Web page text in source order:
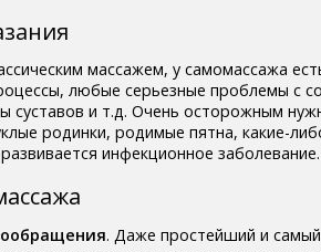
массажем, у самомассажа
любые серьезные проблемы с
суставов и т.д. Очень осторожным
родинки, родимые пятна, какие-
инфекционное заболевание.
. Даже простейший и